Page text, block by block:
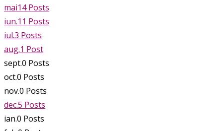
mai14 Posts
iun.11 Posts
iul.3 Posts
aug.1 Post
sept.0 Posts
oct.0 Posts
nov.0 Posts
dec.5 Posts
ian.0 Posts